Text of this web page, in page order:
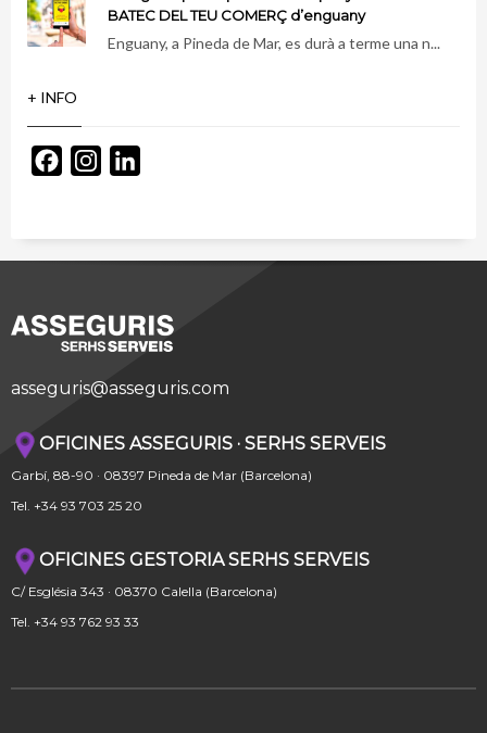
BATEC DEL TEU COMERÇ d’enguany
Enguany, a Pineda de Mar, es durà a terme una n...
+ INFO
FacebookInstagram
asseguris@asseguris.com
OFICINES ASSEGURIS · SERHS SERVEIS
Garbí, 88-90 · 08397 Pineda de Mar (Barcelona)
Tel. +34 93 703 25 20
OFICINES GESTORIA SERHS SERVEIS
C/ Església 343 · 08370 Calella (Barcelona)
Tel. +34 93 762 93 33